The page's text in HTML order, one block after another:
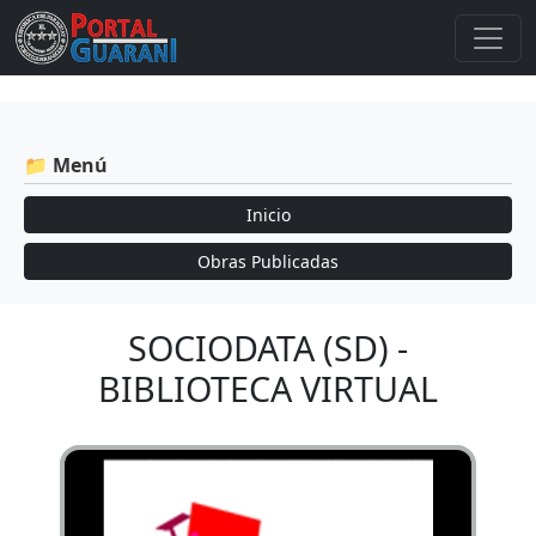
📁 Menú
Inicio
Obras Publicadas
SOCIODATA (SD) -
BIBLIOTECA VIRTUAL